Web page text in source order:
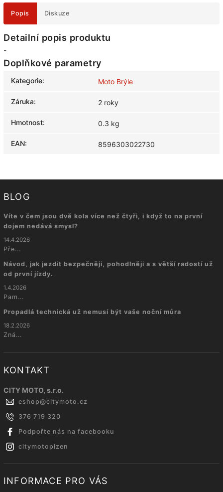
Popis Diskuze
Detailní popis produktu
-
Doplňkové parametry
Kategorie: Moto Brýle
Záruka: 2 roky
Hmotnost: 0.3 kg
EAN: 8596303022730
BLOG
Víte v čem jsou dvě kola více než čtyři, i když to na první
dojem nedává smysl?
14.4.2026
Pře...
Návod, jak jezdit bezpečněji, pohodlněji a s větší radostí už
od první jízdy.
1.4.2026
Pam...
Propadlá technická už nemusí být vaše noční můra
18.2.2026
Zná...
KONTAKT
CITY MOTO, s.r.o.
eshop@citymoto.cz
376 719 320
Podpořte nás na facebooku
citymotoplzen
INFORMACE PRO VÁS